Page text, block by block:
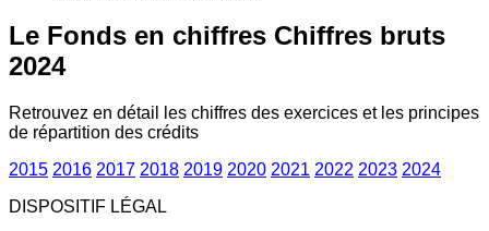
Le Fonds en chiffres Chiffres bruts
2024
Retrouvez en détail les chiffres des exercices et les principes
de répartition des crédits
2015 2016 2017 2018 2019 2020 2021 2022 2023 2024
DISPOSITIF LÉGAL